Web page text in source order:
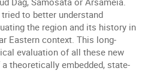
to better understand
the region and its history in
Eastern context. This long-
evaluation of all these new
theoretically embedded, state-